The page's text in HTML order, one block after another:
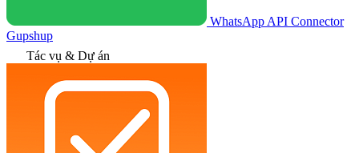
WhatsApp API Connector
Gupshup
Tác vụ & Dự án